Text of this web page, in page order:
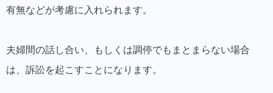
有無などが考慮に入れられます。
夫婦間の話し合い、もしくは調停でもまとまらない場合
は、訴訟を起こすことになります。